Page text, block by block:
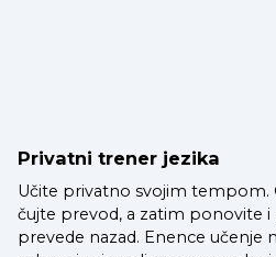
Privatni trener jezika
Učite privatno svojim tempom.
čujte prevod, a zatim ponovite i
prevede nazad. Enence učenje